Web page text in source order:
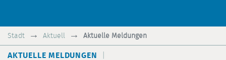
Stadt Aktuell Aktuelle Meldungen
AKTUELLE MELDUNGEN